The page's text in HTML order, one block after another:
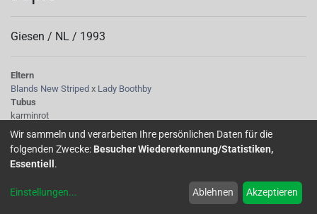
Giesen / NL / 1993
Eltern
Blands New Striped x Lady Boothby
Tubus
karminrot
Sepalen
karminrot
Korolle/Petalen
violettrosa
rosa
Wir sammeln und verarbeiten Ihre persönlichen Daten für die
folgenden Zwecke: Besucher Wiedererkennung/Statistiken,
Essentiell .
Einstellungen... Ablehnen Akzeptieren